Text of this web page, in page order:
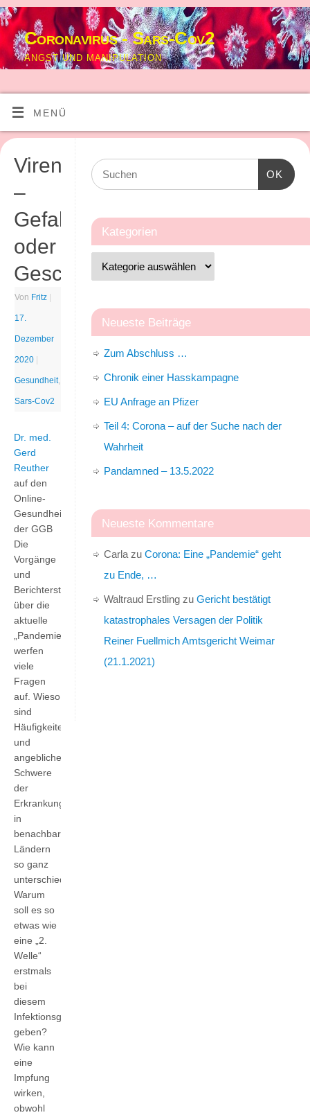
Coronavirus - Sars-Cov2
ANGST UND MANIPULATION
MENÜ
Virenangst
–
Gefahr
oder
Geschäft?
Von Fritz
17.
Dezember
2020
Gesundheit,
Sars-Cov2
Dr. med.
Gerd
Reuther
auf den
Online-
Gesundheitstagen
der GGB
Die
Vorgänge
und
Berichterstattungen
über die
aktuelle
„Pandemie“
werfen
viele
Fragen
auf. Wieso
sind
Häufigkeiten
und
angebliche
Schwere
der
Erkrankungen
in
benachbarten
Ländern
so ganz
unterschiedlich?
Warum
soll es so
etwas wie
eine „2.
Welle“
erstmals
bei
diesem
Infektionsgeschehen
geben?
Wie kann
eine
Impfung
wirken,
obwohl
OK
Kategorien
Neueste Beiträge
Zum Abschluss …
Chronik einer Hasskampagne
EU Anfrage an Pfizer
Teil 4: Corona – auf der Suche nach der
Wahrheit
Pandamned – 13.5.2022
Neueste Kommentare
Carlazu Corona: Eine „Pandemie“ geht
zu Ende, …
Waltraud Erstlingzu Gericht bestätigt
katastrophales Versagen der Politik
Reiner Fuellmich Amtsgericht Weimar
(21.1.2021)